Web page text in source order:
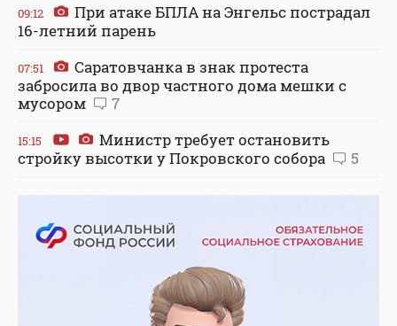
09:12
При атаке БПЛА на Энгельс пострадал
16-летний парень
07:51
Саратовчанка в знак протеста
забросила во двор частного дома мешки с
мусором
7
15:15
Министр требует остановить
стройку высотки у Покровского собора
5